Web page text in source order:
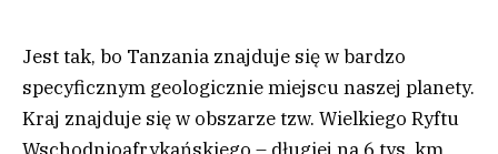
Jest tak, bo Tanzania znajduje się w bardzo
specyficznym geologicznie miejscu naszej planety.
Kraj znajduje się w obszarze tzw. Wielkiego Ryftu
Wschodnioafrykańskiego – długiej na 6 tys. km